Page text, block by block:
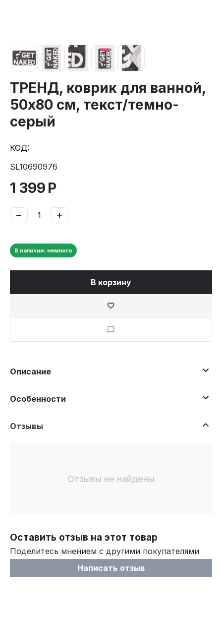
ТРЕНД, коврик для ванной,
50х80 см, текст/темно-
серый
КОД:
SL10690976
1 399 Р
+
−
В наличии: немного
В корзину
Описание
Особенности
Отзывы
Отзывы не найдены
Оставить отзыв на этот товар
Поделитесь мнением с другими покупателями
Написать отзыв